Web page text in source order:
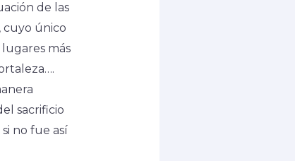
de las
cuyo único
más
sacrificio
no fue así